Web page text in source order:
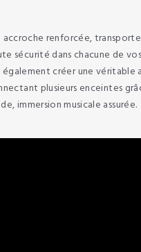
accroche renforcée,
sécurité dans chacune de
créer une véritable
plusieurs enceintes
immersion musicale assurée.